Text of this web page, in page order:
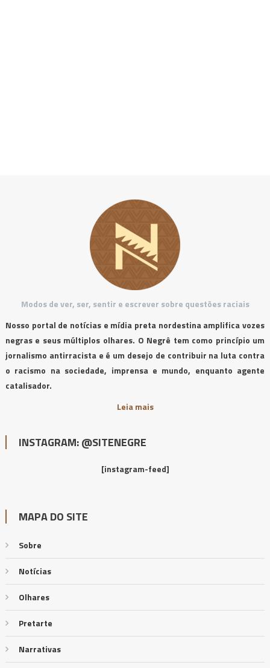
Modos de ver, ser, sentir e escrever sobre questões raciais
Nosso portal de notícias e mídia preta nordestina amplifica vozes
negras e seus múltiplos olhares. O Negrê tem como princípio um
jornalismo antirracista e é um desejo de contribuir na luta contra
o racismo na sociedade, imprensa e mundo, enquanto agente
catalisador.
Leia mais
INSTAGRAM: @SITENEGRE
[instagram-feed]
MAPA DO SITE
Sobre
Notícias
Olhares
Pretarte
Narrativas